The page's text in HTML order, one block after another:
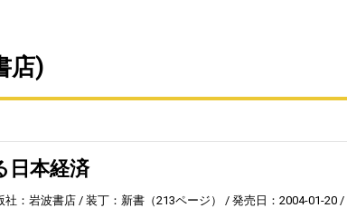
店)
日本経済
社：岩波書店 装丁：新書（213ページ） 発売日：2004-01-20